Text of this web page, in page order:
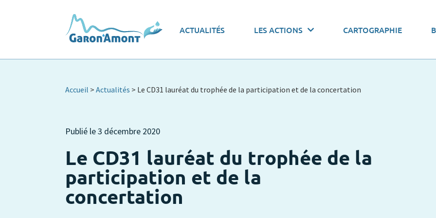
ACTUALITÉS LES ACTIONS CARTOGRAPHIE
Vue d’ensemble Les actions par thématiques
Accueil >Actualités > Le CD31 lauréat du trophée de la participation et de la concertation
Publié le3 décembre 2020
Le CD31 lauréat du trophée de la
participation et de la
concertation